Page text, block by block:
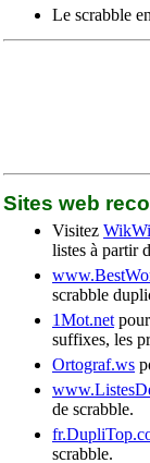
Le scrabble
Sites web
Visitez
listes à partir
scrabble
1Mot.net
suffixes, les
Ortograf.ws
de scrabble.
scrabble.